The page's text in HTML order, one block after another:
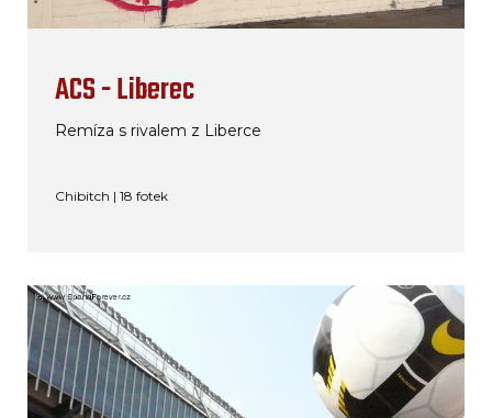
ACS - Liberec
Remíza s rivalem z Liberce
Chibitch | 18 fotek